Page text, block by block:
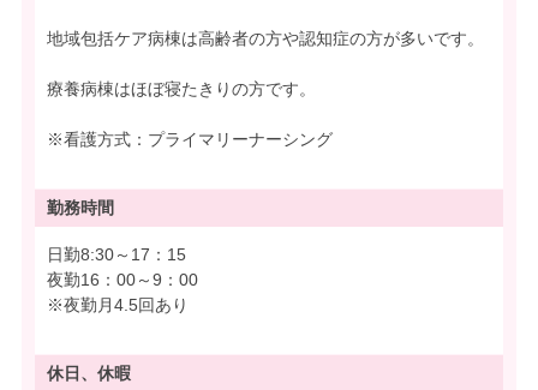
地域包括ケア病棟は高齢者の方や認知症の方が多いです。
療養病棟はほぼ寝たきりの方です。
※看護方式：プライマリーナーシング
勤務時間
日勤8:30～17：15
夜勤16：00～9：00
※夜勤月4.5回あり
休日、休暇